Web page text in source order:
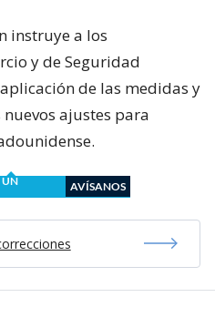
instruye a los
y de Seguridad
de las medidas y
ajustes para
UN
AVÍSANOS